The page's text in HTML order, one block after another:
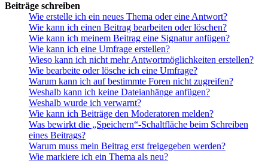
Beiträge schreiben
Wie erstelle ich ein neues Thema oder eine Antwort?
Wie kann ich einen Beitrag bearbeiten oder löschen?
Wie kann ich meinem Beitrag eine Signatur anfügen?
Wie kann ich eine Umfrage erstellen?
Wieso kann ich nicht mehr Antwortmöglichkeiten erstellen?
Wie bearbeite oder lösche ich eine Umfrage?
Warum kann ich auf bestimmte Foren nicht zugreifen?
Weshalb kann ich keine Dateianhänge anfügen?
Weshalb wurde ich verwarnt?
Wie kann ich Beiträge den Moderatoren melden?
Was bewirkt die „Speichern“-Schaltfläche beim Schreiben
eines Beitrags?
Warum muss mein Beitrag erst freigegeben werden?
Wie markiere ich ein Thema als neu?